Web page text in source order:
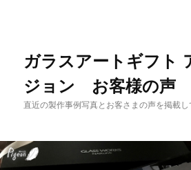
移
動
ガラスアートギフト
ジョン お客様の声
直近の製作事例写真とお客さまの声を掲載し